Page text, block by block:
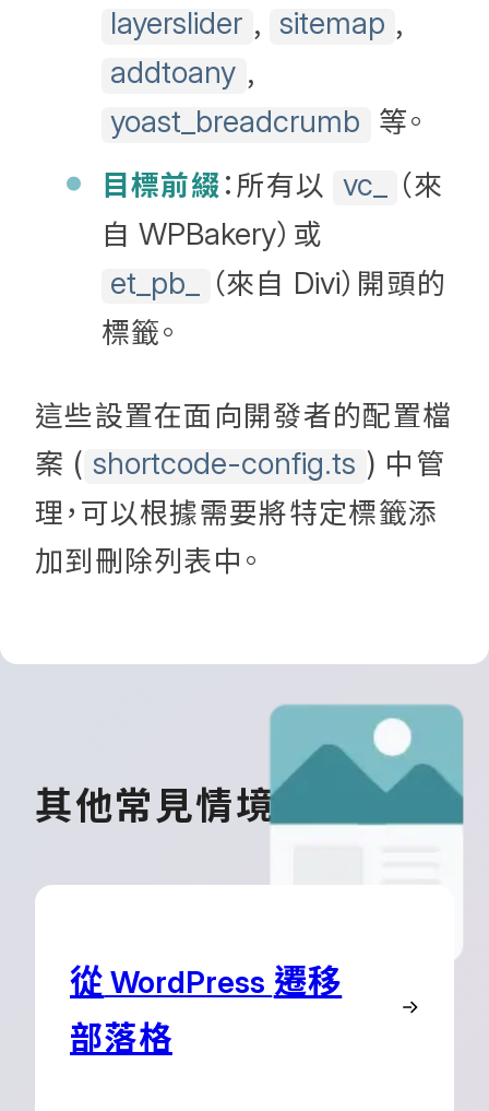
layerslider , sitemap ,
addtoany ,
yoast_breadcrumb 等。
目標前綴：所有以 vc_
（來
自 WPBakery）或
et_pb_ （來自 Divi）開頭的
標籤。
這些設置在面向開發者的配置檔
案 ( shortcode-config.ts ) 中管
理，可以根據需要將特定標籤添
加到刪除列表中。
其他常見情境
從 WordPress 遷移
部落格